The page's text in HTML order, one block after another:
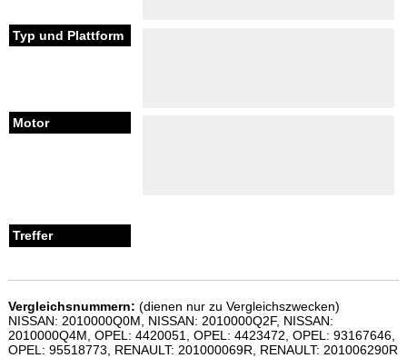
Vergleichsnummern: (dienen nur zu Vergleichszwecken)
NISSAN: 2010000Q0M, NISSAN: 2010000Q2F, NISSAN:
2010000Q4M, OPEL: 4420051, OPEL: 4423472, OPEL: 93167646,
OPEL: 95518773, RENAULT: 201000069R, RENAULT: 201006290R